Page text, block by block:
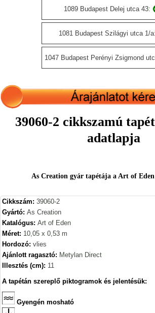
1089 Budapest Delej utca 43:
1081 Budapest Szilágyi utca 1/a:
1047 Budapest Perényi Zsigmond
39060-2 cikkszamú
adatlapja
As Creation gyár tapétája a Art of
Cikkszám: 39060-2
Gyártó: As Creation
Katalógus: Art of Eden
Méret: 10,05 x 0,53 m
Hordozó: vlies
Ajánlott ragasztó: Metylan Direct
Illesztés (cm): 11
A tapétán szereplő piktogramok és jelentésük:
Gyengén mosható